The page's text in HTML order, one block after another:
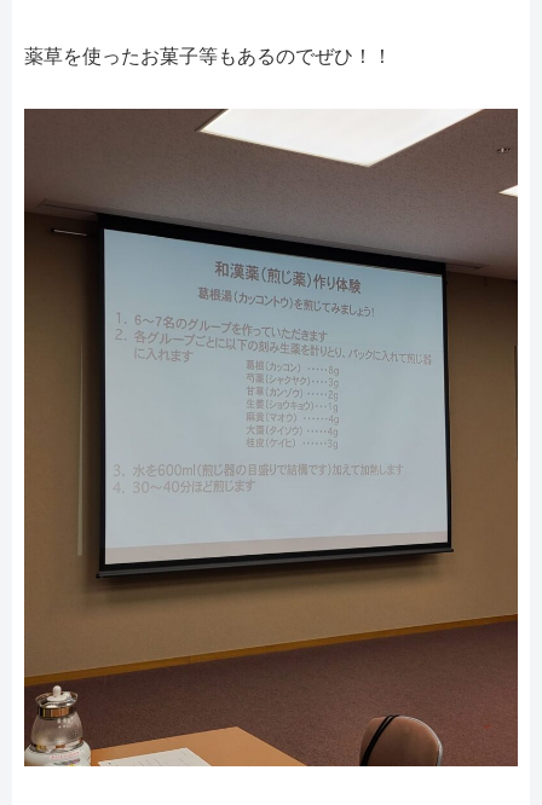
薬草を使ったお菓子等もあるのでぜひ！！